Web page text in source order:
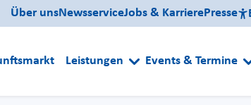
Über unsNewsserviceJobs & KarrierePresse
Leistungen Events & Termine